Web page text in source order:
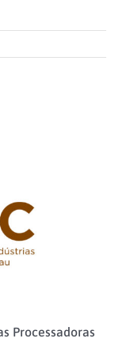
Processadoras